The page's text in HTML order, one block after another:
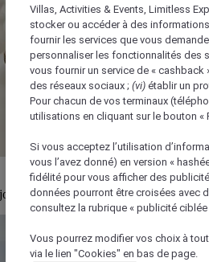
Mercure unique
Villas, Activities & Events, Limitless
stocker ou accéder à des
fournir les services que vous
personnaliser les fonctionnalités des
vous fournir un service de « cashback
des réseaux sociaux ; (vi) établir un
Pour chacun de vos terminaux
utilisations en cliquant sur le bouton «
Si vous acceptez l’utilisation
vous l’avez donné) en version «
fidélité pour vous afficher des
données pourront être croisées avec
consultez la rubrique « publicité ciblée
Vous pourrez modifier vos choix à
via le lien "Cookies" en bas de page.